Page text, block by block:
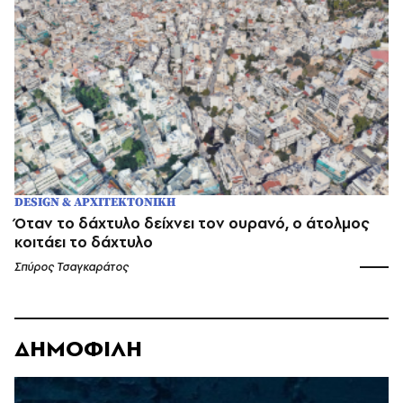
DESIGN & ΑΡΧΙΤΕΚΤΟΝΙΚΗ
Όταν το δάχτυλο δείχνει τον ουρανό, ο άτολμος
κοιτάει το δάχτυλο
Σπύρος Τσαγκαράτος
ΔΗΜΟΦΙΛΗ